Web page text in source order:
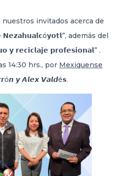
invitados acerca de
además del
𝘆 𝗿𝗲𝗰𝗶𝗰𝗹𝗮𝗷𝗲 𝗽𝗿𝗼𝗳𝗲𝘀𝗶𝗼𝗻𝗮𝗹” .
14:30 hrs., por Mexiquense
𝙣 𝙮 𝘼𝙡𝙚𝙭 𝙑𝙖𝙡𝙙é𝙨.